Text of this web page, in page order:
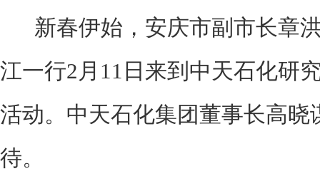
新春伊始，安庆市副市长章
江一行2月11日来到中天石化研
活动。中天石化集团董事长高晓
待。